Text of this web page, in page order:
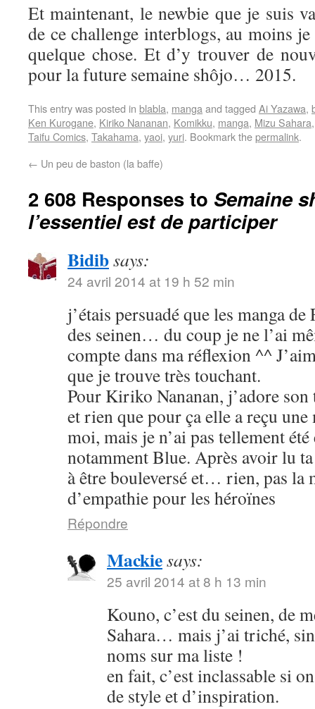
Et maintenant, le newbie que je suis
de ce challenge interblogs, au moins
quelque chose. Et d’y trouver de
pour la future semaine shôjo… 2015.
This entry was posted in blabla, mangaand tagged Ai Yazawa,
Ken Kurogane, Kiriko Nananan, Komikku, manga, Mizu Sahara
Taifu Comics, Takahama, yaoi, yuri. Bookmark thepermalink.
← Un peu de baston (la baffe)
2 608 Responses to Semaine
l’essentiel est de participer
Bidibsays:
24 avril 2014 at 19 h 52 min
j’étais persuadé que les manga
des seinen… du coup je ne l’ai
compte dans ma réflexion ^^
que je trouve très touchant.
Pour Kiriko Nananan, j’adore
et rien que pour ça elle a reçu
moi, mais je n’ai pas tellement
notamment Blue. Après avoir lu
à être bouleversé et… rien, pas la
d’empathie pour les héroïnes
Répondre
Mackiesays:
25 avril 2014 at 8 h 13 min
Kouno, c’est du seinen, de
Sahara… mais j’ai triché,
noms sur ma liste !
en fait, c’est inclassable si
de style et d’inspiration.